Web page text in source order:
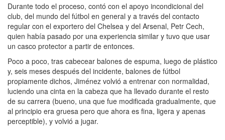
Durante todo el proceso, contó con el apoyo incondicional del
club, del mundo del fútbol en general y a través del contacto
regular con el exportero del Chelsea y del Arsenal, Petr Cech,
quien había pasado por una experiencia similar y tuvo que usar
un casco protector a partir de entonces.
Poco a poco, tras cabecear balones de espuma, luego de plástico
y, seis meses después del incidente, balones de fútbol
propiamente dichos, Jiménez volvió a entrenar con normalidad,
luciendo una cinta en la cabeza que ha llevado durante el resto
de su carrera (bueno, una que fue modificada gradualmente, que
al principio era gruesa pero que ahora es fina, ligera y apenas
perceptible), y volvió a jugar.